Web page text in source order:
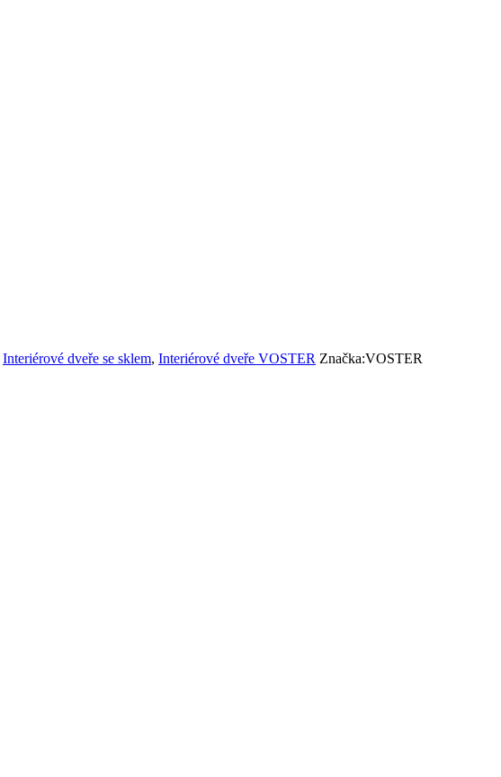
Interiérové dveře se sklem, Interiérové dveře VOSTER Značka:VOSTER